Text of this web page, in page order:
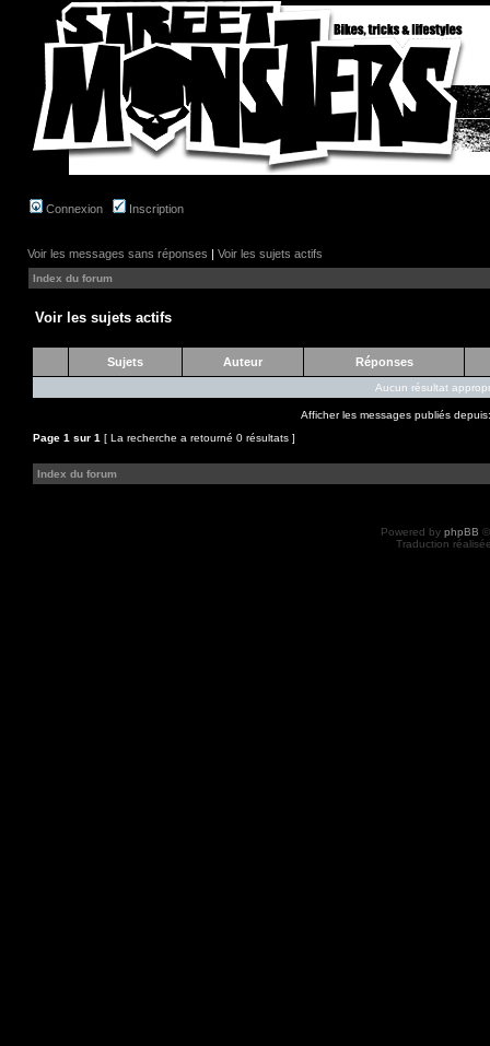
Connexion Inscription
Voir les messages sans réponses | Voir les sujets actifs
Index du forum
Voir les sujets actifs
Sujets Auteur Réponses
Aucun résultat
Afficher les messages publiés depuis:
Page 1 sur 1 [ La recherche a retourné 0 résultats ]
Index du forum
Powered by phpBB
Traduction